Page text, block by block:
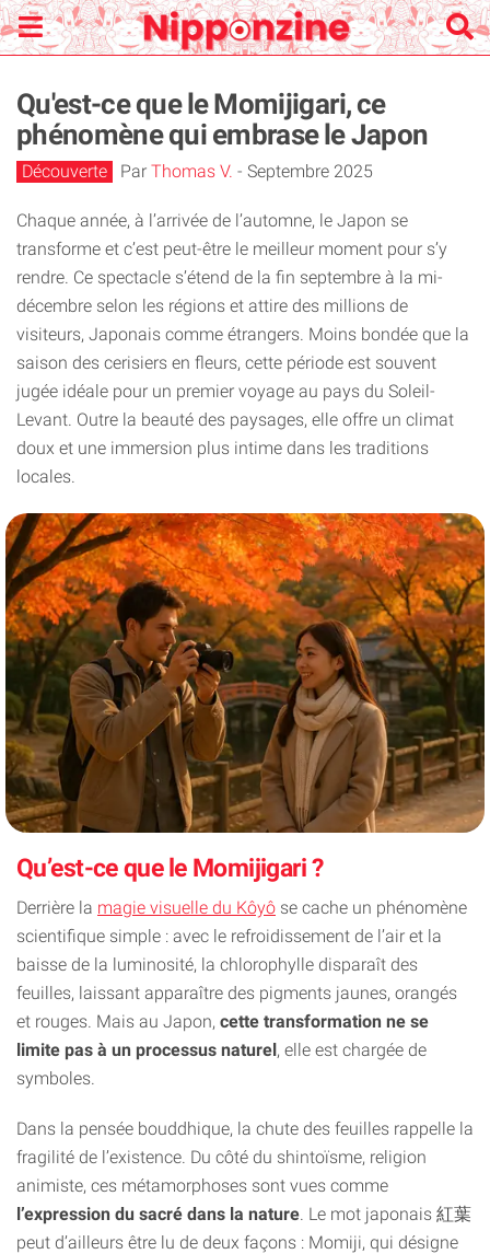
Qu'est-ce que le Momijigari, ce
phénomène qui embrase le Japon
Découverte Par Thomas V. - Septembre 2025
Chaque année, à l’arrivée de l’automne, le Japon se
transforme et c’est peut-être le meilleur moment pour s’y
rendre. Ce spectacle s’étend de la fin septembre à la mi-
décembre selon les régions et attire des millions de
visiteurs, Japonais comme étrangers. Moins bondée que la
saison des cerisiers en fleurs, cette période est souvent
jugée idéale pour un premier voyage au pays du Soleil-
Levant. Outre la beauté des paysages, elle offre un climat
doux et une immersion plus intime dans les traditions
locales.
Qu’est-ce que le Momijigari ?
Derrière la magie visuelle du Kôyô se cache un phénomène
scientifique simple : avec le refroidissement de l’air et la
baisse de la luminosité, la chlorophylle disparaît des
feuilles, laissant apparaître des pigments jaunes, orangés
et rouges. Mais au Japon, cette transformation ne se
limite pas à un processus naturel, elle est chargée de
symboles.
Dans la pensée bouddhique, la chute des feuilles rappelle la
fragilité de l’existence. Du côté du shintoïsme, religion
animiste, ces métamorphoses sont vues comme
l’expression du sacré dans la nature . Le mot japonais 紅葉
peut d’ailleurs être lu de deux façons : Momiji, qui désigne